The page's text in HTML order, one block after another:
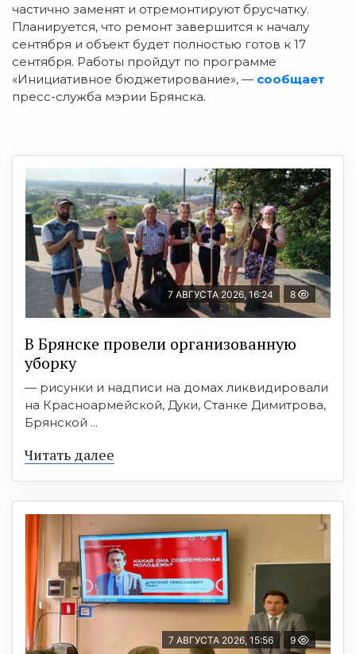
частично заменят и отремонтируют брусчатку.
Планируется, что ремонт завершится к началу
сентября и объект будет полностью готов к 17
сентября. Работы пройдут по программе
«Инициативное бюджетирование», — сообщает
пресс-служба мэрии Брянска.
7 АВГУСТА 2026, 16:24 8
В Брянске провели организованную
уборку
— рисунки и надписи на домах ликвидировали
на Красноармейской, Дуки, Станке Димитрова,
Брянской ...
Читать далее
7 АВГУСТА 2026, 15:56 9